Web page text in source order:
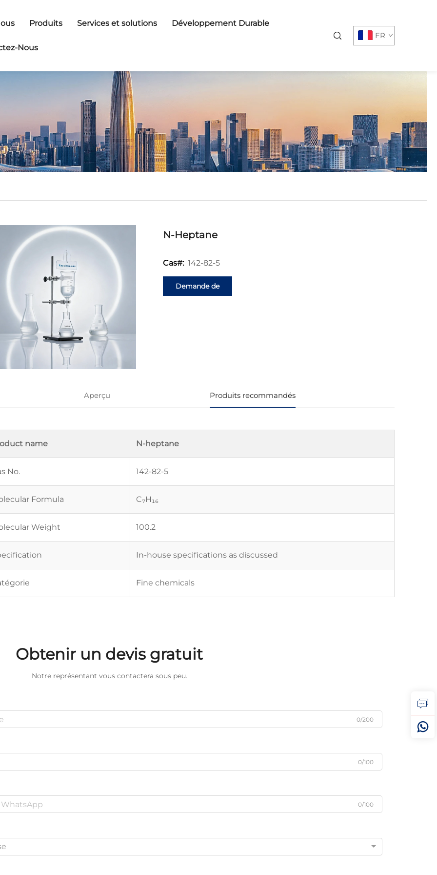
Produits Services et solutions Développement Durable
Nous
FR
N-Heptane
Cas#: 142-82-5
Demande de
Aperçu Produits recommandés
name N-heptane
No. 142-82-5
Formula C₇H₁₆
Weight 100.2
In-house specifications as discussed
Fine chemicals
Obtenir un devis gratuit
Notre représentant vous contactera sous peu.
0/200
0/100
0/100